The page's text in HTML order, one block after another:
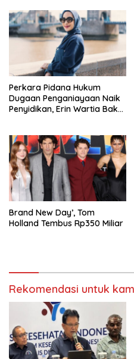
Perkara Pidana Hukum
Dugaan Penganiayaan Naik
Penyidikan, Erin Wartia Bakal
Brand New Day’, Tom
Holland Tembus Rp350 Miliar
Rekomendasi untuk